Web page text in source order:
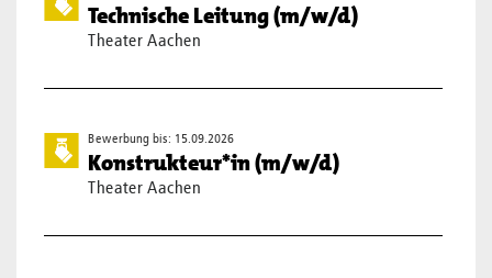
Technische Leitung (m/w/d)
Theater Aachen
Bewerbung bis: 15.09.2026
Konstrukteur*in (m/w/d)
Theater Aachen